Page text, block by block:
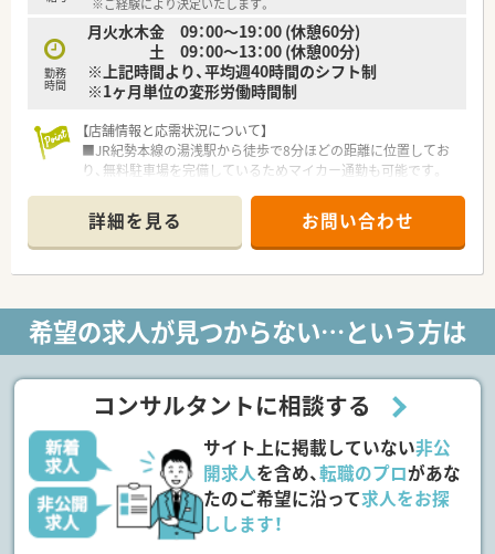
※ご経験により決定いたします。
勤務
時間
月火水木金 09：00～19：00 (休憩60分)
土 09：00～13：00 (休憩00分)
※上記時間より、平均週40時間のシフト制
※1ヶ月単位の変形労働時間制
【店舗情報と応需状況について】
■JR紀勢本線の湯浅駅から徒歩で8分ほどの距離に位置してお
り、無料駐車場を完備しているためマイカー通勤も可能です。
需しており、地域に根ざした医療サービスを提供しています。
■薬剤師は常勤2名と事務2名の体制で運営を予定しており、連
携を取りながらテキパキと効率よく日々の業務に取り組みま
す。
【募集背景と求める人物像について】
■今後のさらなる事業拡大とサービス向上を見据えた増員募集
であり、即戦力として活躍いただける方を急募にてお待ちしてい
にコミュニケーションが取れる協調性のある方を求めていま
す。
■外来業務だけでなく施設への在宅業務にも関心があり、患者様
お一人おひとりに寄り添った対応ができる方を歓迎いたしま
す。
【法人特徴について】
詳細を見る お問い合わせ
希望の求人が見つからない…という方は
コンサルタントに相談する
サイト上に掲載していない非公
開求人を含め、転職のプロがあな
たのご希望に沿って求人をお探
しします！